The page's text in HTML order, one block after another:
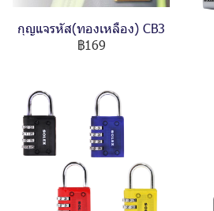
กุญแจรหัส(ทองเหลือง) CB3
฿169